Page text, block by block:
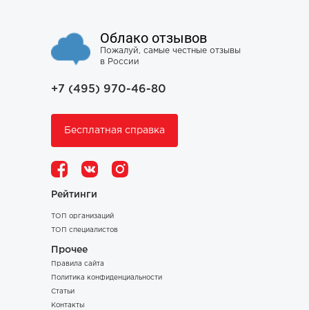
Облако отзывов
Пожалуй, самые честные отзывы
в России
+7 (495) 970-46-80
Бесплатная справка
Рейтинги
ТОП организаций
ТОП специалистов
Прочее
Правила сайта
Политика конфиденциальности
Статьи
Контакты